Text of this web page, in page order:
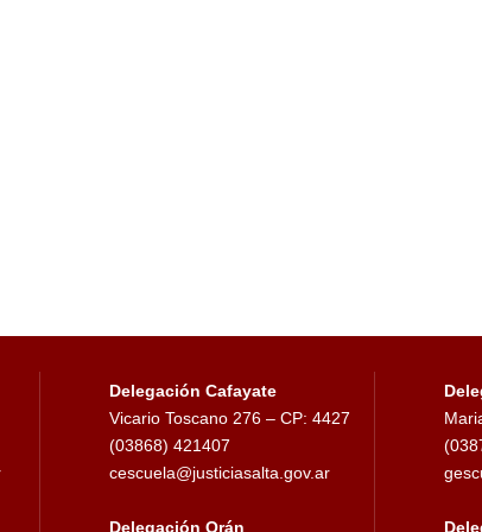
Delegación Cafayate
Vicario Toscano 276 – CP: 4427
(03868) 421407
cescuela@justiciasalta.gov.ar
Delegación Orán